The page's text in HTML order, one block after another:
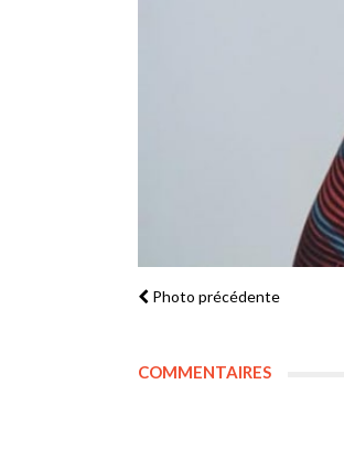
Photo précédente
COMMENTAIRES